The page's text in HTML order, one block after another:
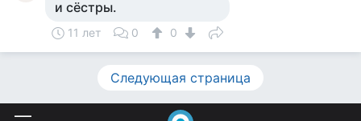
и сёстры.
11 лет 0 0
Следующая страница